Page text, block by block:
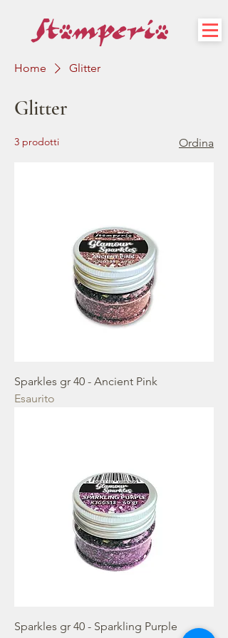
Home Glitter
Glitter
3 prodotti Ordina
Sparkles gr 40 - Ancient Pink
Esaurito
Sparkles gr 40 - Sparkling Purple